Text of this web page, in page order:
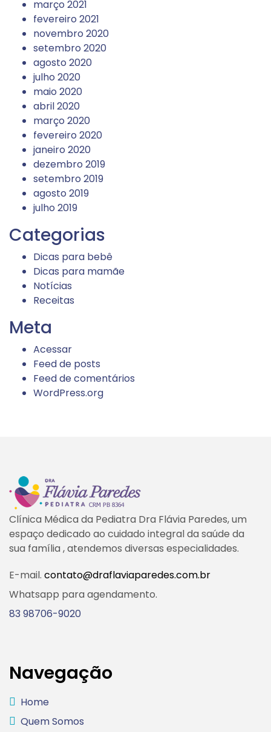
março 2021
fevereiro 2021
novembro 2020
setembro 2020
agosto 2020
julho 2020
maio 2020
abril 2020
março 2020
fevereiro 2020
janeiro 2020
dezembro 2019
setembro 2019
agosto 2019
julho 2019
Categorias
Dicas para bebê
Dicas para mamãe
Notícias
Receitas
Meta
Acessar
Feed de posts
Feed de comentários
WordPress.org
Clínica Médica da Pediatra Dra Flávia Paredes, um
espaço dedicado ao cuidado integral da saúde da
sua família , atendemos diversas especialidades.
E-mail. contato@draflaviaparedes.com.br
Whatsapp para agendamento.
83 98706-9020
Navegação
Home
Quem Somos